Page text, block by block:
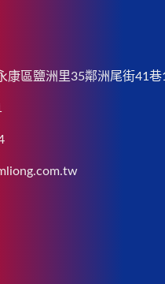
康區鹽洲里35鄰洲尾街41巷